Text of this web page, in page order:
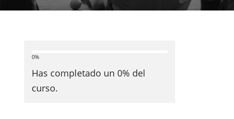
0%
Has completado un 0% del
curso.